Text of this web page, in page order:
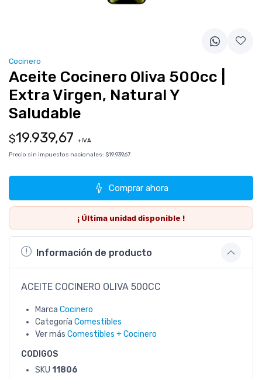
Cocinero
Aceite Cocinero Oliva 500cc |
Extra Virgen, Natural Y
Saludable
$19.939,67 +IVA
Precio sin impuestos nacionales: $19.939,67
Comprar ahora
¡ Última unidad disponible !
Información de producto
ACEITE COCINERO OLIVA 500CC
Marca Cocinero
Categoría Comestibles
Ver más Comestibles + Cocinero
CODIGOS
SKU 11806